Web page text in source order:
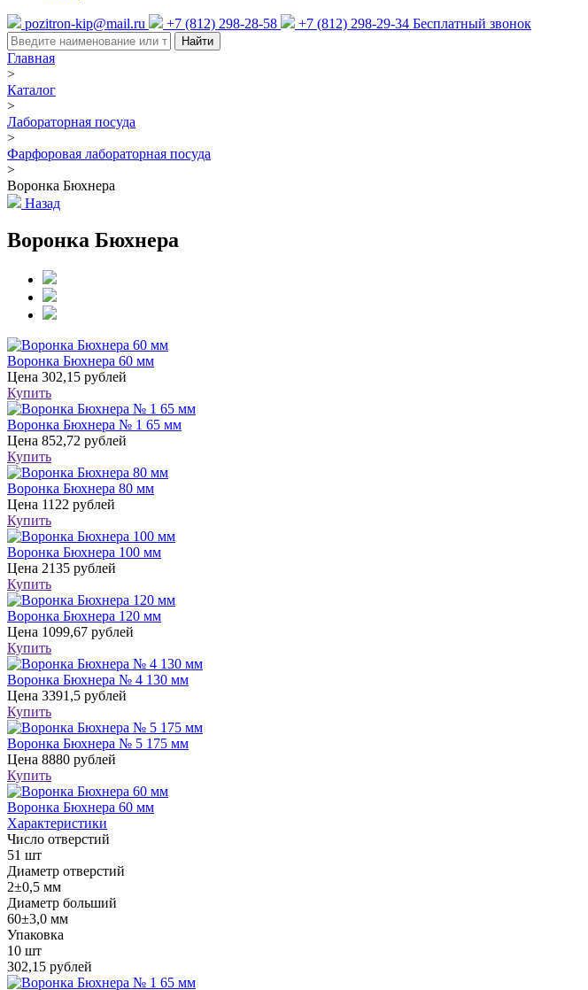
pozitron-kip@mail.ru +7 (812) 298-28-58 +7 (812) 298-29-34 Бесплатный звонок
Найти
Главная
>
Каталог
>
Лабораторная посуда
>
Фарфоровая лабораторная посуда
>
Воронка Бюхнера
Назад
Воронка Бюхнера
Воронка Бюхнера 60 мм
Цена 302,15 рублей
Купить
Воронка Бюхнера № 1 65 мм
Цена 852,72 рублей
Купить
Воронка Бюхнера 80 мм
Цена 1122 рублей
Купить
Воронка Бюхнера 100 мм
Цена 2135 рублей
Купить
Воронка Бюхнера 120 мм
Цена 1099,67 рублей
Купить
Воронка Бюхнера № 4 130 мм
Цена 3391,5 рублей
Купить
Воронка Бюхнера № 5 175 мм
Цена 8880 рублей
Купить
Воронка Бюхнера 60 мм
Характеристики
Число отверстий
51 шт
Диаметр отверстий
2±0,5 мм
Диаметр больший
60±3,0 мм
Упаковка
10 шт
302,15 рублей